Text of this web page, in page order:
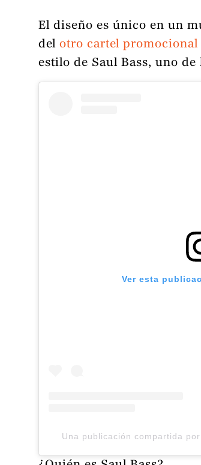
El diseño es único en un
del otro cartel promocional
estilo de Saul Bass, uno
Ver esta
Una publicación compartida